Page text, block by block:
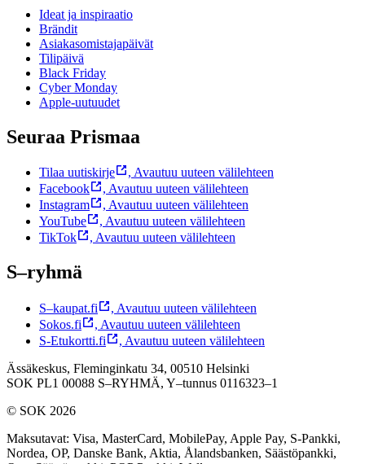
Ideat ja inspiraatio
Brändit
Asiakasomistajapäivät
Tilipäivä
Black Friday
Cyber Monday
Apple-uutuudet
Seuraa Prismaa
Tilaa uutiskirje , Avautuu uuteen välilehteen
Facebook
, Avautuu uuteen välilehteen
Instagram
, Avautuu uuteen välilehteen
YouTube
, Avautuu uuteen välilehteen
TikTok
, Avautuu uuteen välilehteen
S–ryhmä
S–kaupat.fi , Avautuu uuteen välilehteen
Sokos.fi
, Avautuu uuteen välilehteen
S-Etukortti.fi
, Avautuu uuteen välilehteen
Ässäkeskus, Fleminginkatu 34, 00510 Helsinki
SOK PL1 00088 S–RYHMÄ, Y–tunnus 0116323–1
© SOK 2026
Maksutavat: Visa, MasterCard, MobilePay, Apple Pay, S-Pankki,
Nordea, OP, Danske Bank, Aktia, Ålandsbanken, Säästöpankki,